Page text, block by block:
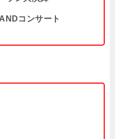
コンサート